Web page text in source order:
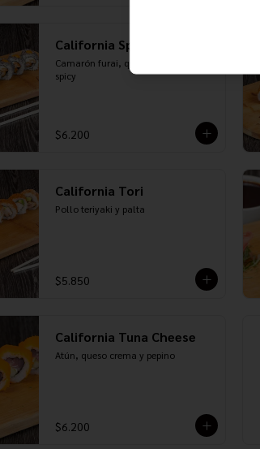
California Spicy
Camarón furai, queso crema y salsa
spicy
$6.200
California Tori
Pollo teriyaki y palta
$5.850
California Tuna Cheese
Atún, queso crema y pepino
$6.200